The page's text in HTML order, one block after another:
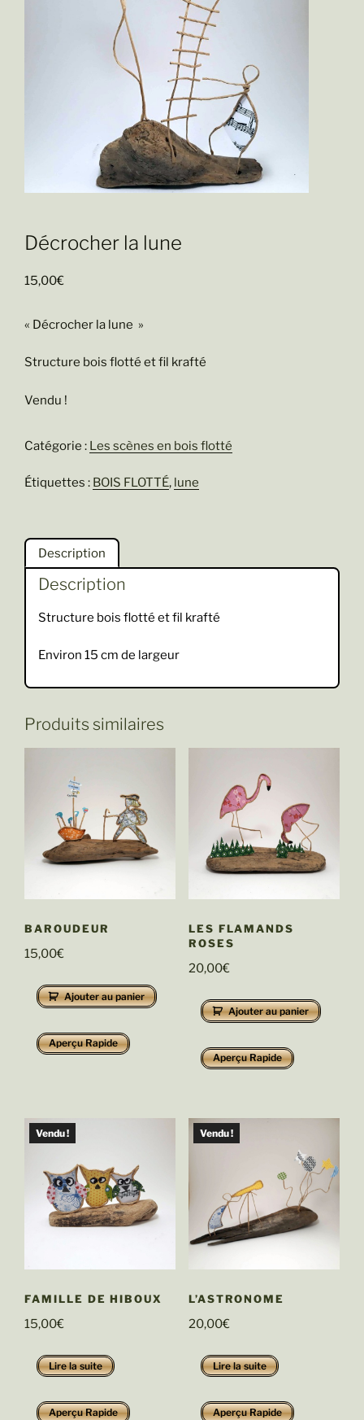
Décrocher la lune
15,00€
« Décrocher la lune »
Structure bois flotté et fil krafté
Vendu !
Catégorie : Les scènes en bois flotté
Étiquettes : BOIS FLOTTÉ, lune
Description
Description
Structure bois flotté et fil krafté
Environ 15 cm de largeur
Produits similaires
BAROUDEUR
15,00€
Ajouter au panier
Aperçu Rapide
LES FLAMANDS
ROSES
20,00€
Ajouter au panier
Aperçu Rapide
Vendu !
FAMILLE DE HIBOUX
15,00€
Lire la suite
Aperçu Rapide
Vendu !
L’ASTRONOME
20,00€
Lire la suite
Aperçu Rapide